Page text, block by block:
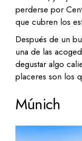
perderse por
que cubren los
Después de un
una de las
degustar algo
placeres son los
Múnich